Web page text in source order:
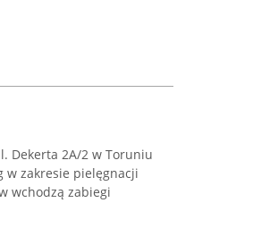
Dekerta 2A/2 w Toruniu
w zakresie pielęgnacji
wchodzą zabiegi